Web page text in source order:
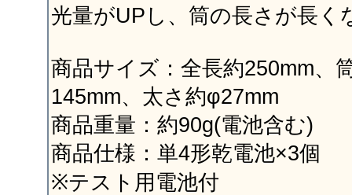
光量がUPし、筒の長さが長く
商品サイズ：全長約250mm、
145mm、太さ約φ27mm
商品重量：約90g(電池含む)
商品仕様：単4形乾電池×3個
※テスト用電池付